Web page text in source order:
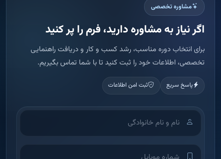
مشاوره تخصصی
اگر نیاز به مشاوره دارید، فرم را پر کنید
برای انتخاب دوره مناسب، رشد کسب و کار و دریافت راهنمایی
تخصصی، اطلاعات خود را ثبت کنید تا با شما تماس بگیریم.
پاسخ سریع ثبت امن اطلاعات